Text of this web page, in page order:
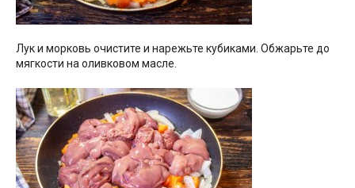
Лук и морковь очистите и нарежьте кубиками. Обжарьте до
мягкости на оливковом масле.